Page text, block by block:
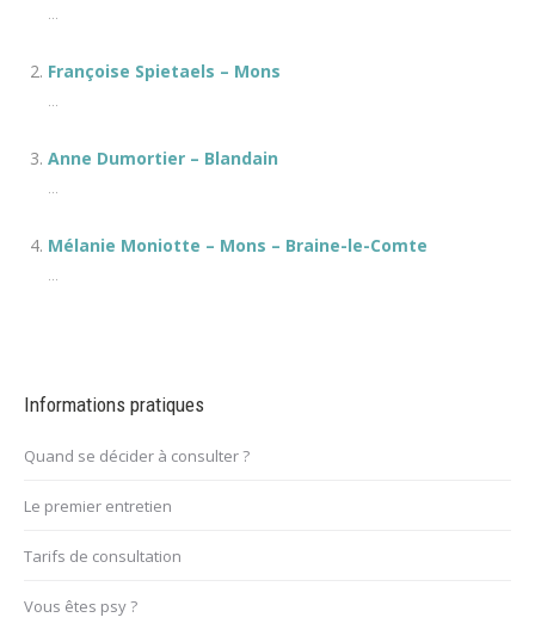
...
Françoise Spietaels – Mons
...
Anne Dumortier – Blandain
...
Mélanie Moniotte – Mons – Braine-le-Comte
...
Informations pratiques
Quand se décider à consulter ?
Le premier entretien
Tarifs de consultation
Vous êtes psy ?